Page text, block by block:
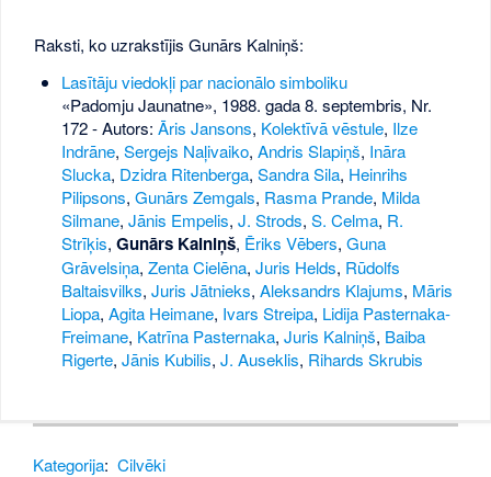
Raksti, ko uzrakstījis Gunārs Kalniņš:
Lasītāju viedokļi par nacionālo simboliku
«Padomju Jaunatne», 1988. gada 8. septembris, Nr.
172- Autors: Āris Jansons, Kolektīvā vēstule, Ilze
Indrāne, Sergejs Naļivaiko, Andris Slapiņš, Ināra
Slucka, Dzidra Ritenberga, Sandra Sila, Heinrihs
Pilipsons, Gunārs Zemgals, Rasma Prande, Milda
Silmane, Jānis Empelis, J. Strods, S. Celma, R.
Strīķis, Gunārs Kalniņš, Ēriks Vēbers, Guna
Grāvelsiņa, Zenta Cielēna, Juris Helds, Rūdolfs
Baltaisvilks, Juris Jātnieks, Aleksandrs Klajums, Māris
Liopa, Agita Heimane, Ivars Streipa, Lidija Pasternaka-
Freimane, Katrīna Pasternaka, Juris Kalniņš, Baiba
Rigerte, Jānis Kubilis, J. Auseklis, Rihards Skrubis
Kategorija: Cilvēki